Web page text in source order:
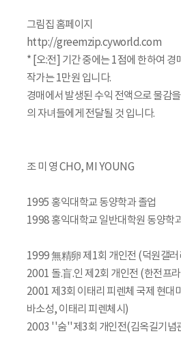
그림집 홈페이지
http://greemzip.cyworld.com
* [오:전] 기간 중에는 1점에 한하여 경
작가는 1만원 입니다.
경매에서 발생된 수익 전액으로 물감
의 자녀들에게 전달될 것 입니다.
조 미 영 CHO, MI YOUNG
1995 홍익대학교 동양학과 졸업
1998 홍익대학교 일반대학원 동양학
1999 無精卵 제1회 개인전 (덕원갤러
2001 돌.盲.인 제2회 개인전 (한전프
2001 제3회 이태리 피렌체 국제 현대
바소성, 이태리 피렌체시)
2003 ''숨''제3회 개인전(김옥길기념